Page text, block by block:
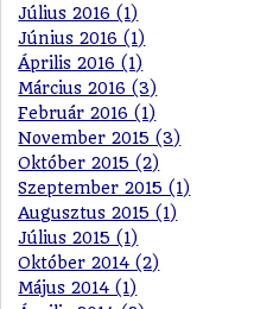
Július 2016 (1)
Június 2016 (1)
Április 2016 (1)
Március 2016 (3)
Február 2016 (1)
November 2015 (3)
Október 2015 (2)
Szeptember 2015 (1)
Augusztus 2015 (1)
Július 2015 (1)
Október 2014 (2)
Május 2014 (1)